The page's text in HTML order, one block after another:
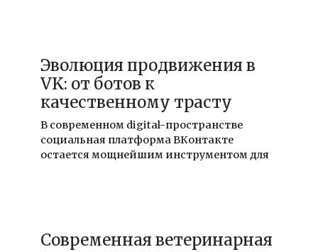
Эволюция продвижения в
VK: от ботов к
качественному трасту
В современном digital-пространстве
социальная платформа ВКонтакте
остается мощнейшим инструментом для
Современная ветеринарная